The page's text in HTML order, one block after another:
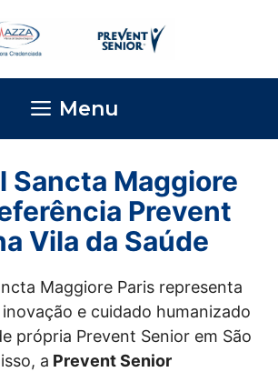
Menu
Sancta Maggiore
Prevent
Vila da Saúde
Maggiore Paris representa
e cuidado humanizado
própria Prevent Senior em São
a Prevent Senior